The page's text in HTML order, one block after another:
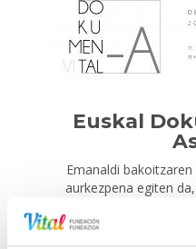
Euskal
Emanaldi
aurkezpena egiten